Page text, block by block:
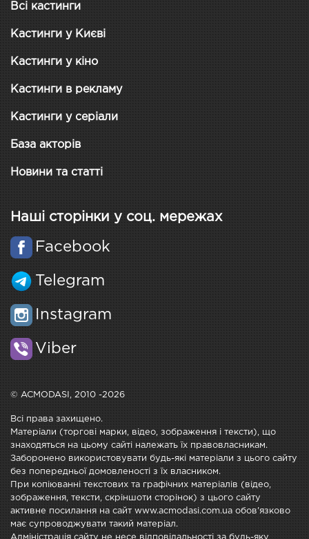
Всі кастинги
Кастинги у Києві
Кастинги у кіно
Кастинги в рекламу
Кастинги у серіали
База акторів
Новини та статті
Наші сторінки у соц. мережах
Facebook
Telegram
Instagram
Viber
© ACMODASI, 2010 -2026
Всі права захищено.
Матеріали (торгові марки, відео, зображення і тексти), що
знаходяться на цьому сайті належать їх правовласникам.
Заборонено використовувати будь-які матеріали з цього сайту
без попередньої домовленості з їх власником.
При копіюванні текстових та графічних матеріалів (відео,
зображення, тексти, скріншоти сторінок) з цього сайту
активне посилання на сайт www.acmodasi.com.ua обов'язково
має супроводжувати такий матеріал.
Адміністрація сайту не несе відповідальності за будь-яку